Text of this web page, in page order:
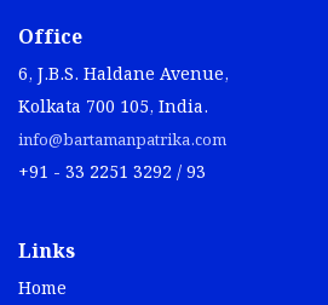
Office
6, J.B.S. Haldane Avenue,
Kolkata 700 105, India.
info@bartamanpatrika.com
+91 - 33 2251 3292 / 93
Links
Home